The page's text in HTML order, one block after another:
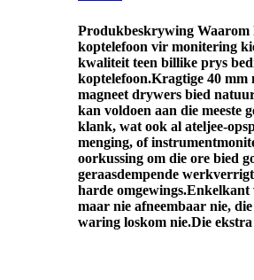
Produkbeskrywing Waarom
koptelefoon vir monitering
kwaliteit teen billike prys
koptelefoon.Kragtige 40 mm
magneet drywers bied
kan voldoen aan die meeste
klank, wat ook al ateljee-
menging, of
oorkussing om die ore bied
geraasdempende
harde omgewings.Enkelkant
maar nie afneembaar nie,
waring loskom nie.Die